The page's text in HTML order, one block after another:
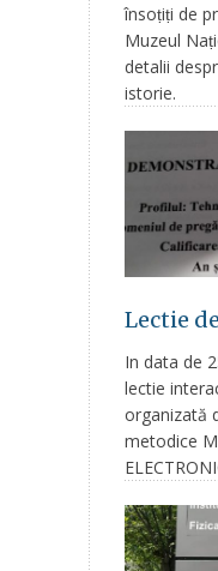
însoṭiṭi de
Muzeul
detalii
istorie.
Lectie
In data de
lectie
organizată
metodice